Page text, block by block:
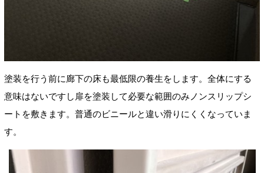
塗装を行う前に廊下の床も最低限の養生をします。全体にする
意味はないですし扉を塗装して必要な範囲のみノンスリップシ
ートを敷きます。普通のビニールと違い滑りにくくなっていま
す。